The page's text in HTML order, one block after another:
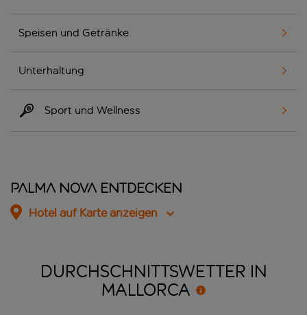
Speisen und Getränke
Unterhaltung
Sport und Wellness
Palma Nova entdecken
Hotel auf Karte anzeigen
DURCHSCHNITTSWETTER IN
MALLORCA